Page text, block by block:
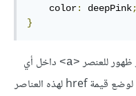
    color
: deepPink;
}
للعنصر <a>
داخل أي
لوضع قيمة href لهذه العناصر